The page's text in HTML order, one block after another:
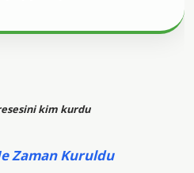
kim kurdu
Zaman Kuruldu